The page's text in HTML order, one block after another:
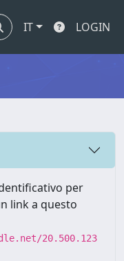
IT LOGIN
per
link a questo
20.500.123